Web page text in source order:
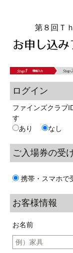
第８回Ｔ
ログイン
ファインズクラブ
す
あり
なし
ご入場券の受
携帯・スマホで
お客様情報
お名前